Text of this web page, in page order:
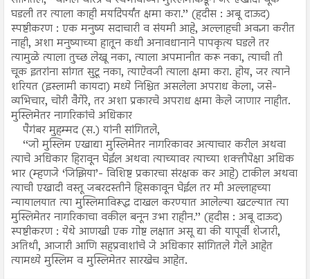
घडली तर त्याला काही मर्यादेपर्यंत क्षमा करा.’’ (हदीस : अबू दाऊद)
स्पष्टीकरण : एक मनुष्य सदाचारी व संयमी आहे, अल्लाहची अवज्ञा करीत
नाही, अशा मनुष्याच्या हातून कधी अनावधानाने पापकृत्य घडले तर
त्यामुळे त्याला तुच्छ लेखू नका, त्याला अपमानीत करू नका, त्याची ती
चूक इतरांना सांगत सुटू नका, त्याऐवजी त्याला क्षमा करा. होय, जर त्याने
शरियत (इस्लामी कायदा) मध्ये निश्चित असलेला अपराध केला, जसे-
व्यभिचार, चोरी वैगेरे, तर अशा प्रकारचे अपराध क्षमा केले जाणार नाहीत.
मुस्लिमेतर नागरिकांचे अधिकार
पैगंबर मुहम्मद (स.) यांनी सांगितले,
‘‘जो मुस्लिम एखाद्या मुस्लिमेतर नागरिकावर अत्याचार करील अथवा
त्याचे अधिकार हिरावून घेईल अथवा त्याच्यावर त्याच्या शक्तीपेक्षा अधिक
भार (म्हणजे ‘जिझिया’- विशिष्ट प्रकारचा संरक्षक कर आहे) टाकील अथवा
त्याची एखादी वस्तू जबरदस्तीने हिसकावून घेईल तर मी अल्लाहच्या
न्यायालयात त्या मुस्लिमाविरूद्ध दाखल करण्यात आलेल्या खटल्यात त्या
मुस्लिमेतर नागरिकाचा वकील बनून उभा राहीन.’’ (हदीस : अबू दाऊद)
स्पष्टीकरण : येथे आणखी एक गोष्ट लक्षात असू द्या की यापूर्वी शेजारी,
अतिथी, आजारी आणि सहप्रवाशांचे जे अधिकार सांगितले गेले आहेत
त्यामध्ये मुस्लिम व मुस्लिमेतर सारखेच आहेत.